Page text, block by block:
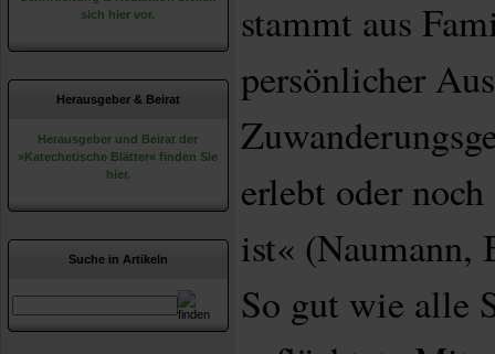
sich hier vor.
Herausgeber & Beirat
Herausgeber und Beirat der
»Katechetische Blätter« finden Sie
hier.
Suche in Artikeln
stammt aus
persönlicher
erlebt oder
ist« (Naumann,
So gut wie alle